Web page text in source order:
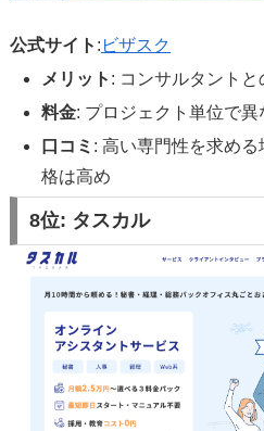
公式サイト : ビザスク
メリット : コンサルタント
料金: プロジェクト単位で異
口コミ : 高い専門性を求め
格は高め
8位: タスカル